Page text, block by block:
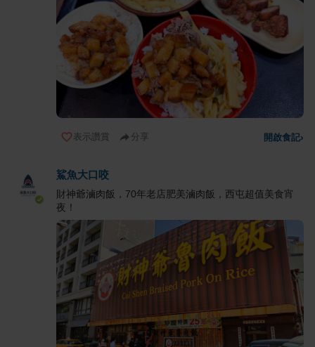
表示讚賞 分享 開啟食記›
鯊魚大口咬
財神爺滷肉飯，70年老店肥美滷肉飯，西屯超值美食宵
夜！